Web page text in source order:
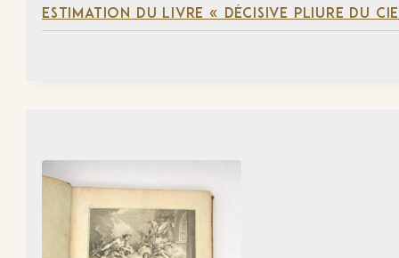
ESTIMATION DU LIVRE « DÉCISIVE PLIURE DU